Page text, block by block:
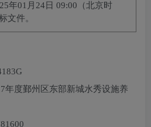
年01月24日 09:00 （北京时
文件。
年度鄞州区东部新城水秀设施养